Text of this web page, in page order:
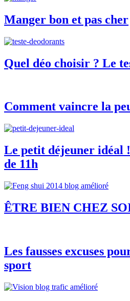
Manger bon et pas cher
Quel déo choisir ? Le
Comment vaincre la
Le petit déjeuner idéal
de 11h
ÊTRE BIEN CHEZ
Les fausses excuses
sport